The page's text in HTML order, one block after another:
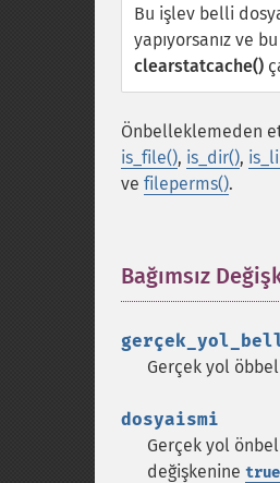
Bu işlev belli
yapıyorsanız ve
clearstatcache()
Önbelleklemeden
is_file(), is_dir(),
ve fileperms().
Bağımsız
Gerçek yol
dosyaismi
Gerçek yol
değişkenine true